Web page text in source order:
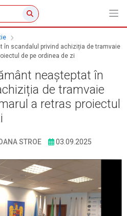
în scandalul privind achiziția de tramvaie
de pe ordinea de zi
neașteptat în
de tramvaie
a retras proiectul
STROE 03.09.2025